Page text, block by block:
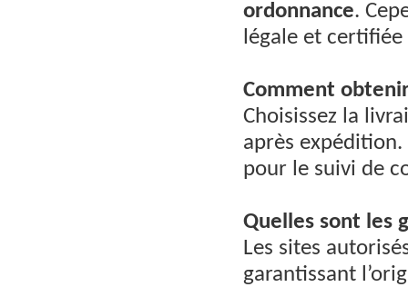
ordonnance.
légale et
Comment
Choisissez la
après
pour le suivi de
Quelles sont les
Les sites
garantissant